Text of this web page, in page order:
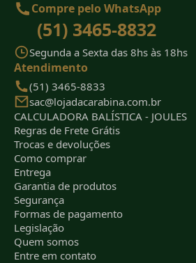
Compre pelo WhatsApp
(51) 3465-8832
Segunda a Sexta das 8hs às 18hs
Atendimento
(51) 3465-8833
sac@lojadacarabina.com.br
CALCULADORA BALÍSTICA - JOULES
Regras de Frete Grátis
Trocas e devoluções
Como comprar
Entrega
Garantia de produtos
Segurança
Formas de pagamento
Legislação
Quem somos
Entre em contato